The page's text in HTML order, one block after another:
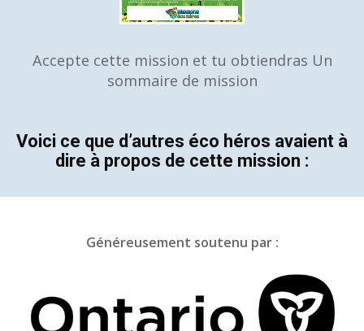
Accepte cette mission et tu obtiendras Un
sommaire de mission
Voici ce que d’autres éco héros avaient à
dire à propos de cette mission :
Généreusement soutenu par :